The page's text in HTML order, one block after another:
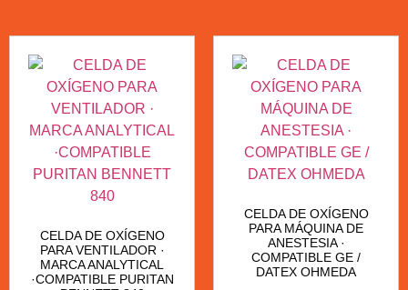
CELDA DE OXÍGENO
PARA VENTILADOR ·
MARCA ANALYTICAL
·COMPATIBLE PURITAN
CELDA DE OXÍGENO
PARA MÁQUINA DE
ANESTESIA ·
COMPATIBLE GE /
DATEX OHMEDA